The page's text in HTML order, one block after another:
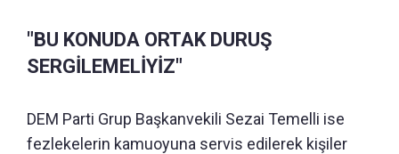
"BU KONUDA ORTAK DURUŞ
SERGİLEMELİYİZ"
DEM Parti Grup Başkanvekili Sezai Temelli ise
fezlekelerin kamuoyuna servis edilerek kişiler